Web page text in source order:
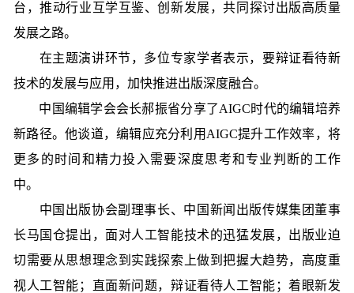
台，推动行业互学互鉴、创新发展，共同探讨出版高质量
发展之路。
在主题演讲环节，多位专家学者表示，要辩证看待新
技术的发展与应用，加快推进出版深度融合。
中国编辑学会会长郝振省分享了AIGC时代的编辑培养
新路径。他谈道，编辑应充分利用AIGC提升工作效率，将
更多的时间和精力投入需要深度思考和专业判断的工作
中。
中国出版协会副理事长、中国新闻出版传媒集团董事
长马国仓提出，面对人工智能技术的迅猛发展，出版业迫
切需要从思想理念到实践探索上做到把握大趋势，高度重
视人工智能；直面新问题，辩证看待人工智能；着眼新发